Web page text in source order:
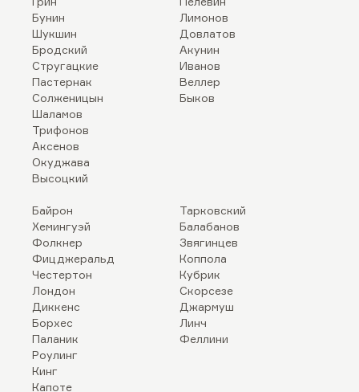
Бунин
Шукшин
Бродский
Стругацкие
Пастернак
Солженицын
Шаламов
Трифонов
Аксенов
Окуджава
Высоцкий
Лимонов
Довлатов
Акунин
Иванов
Веллер
Быков
Байрон
Хемингуэй
Фолкнер
Фицджеральд
Честертон
Лондон
Диккенс
Борхес
Паланик
Роулинг
Кинг
Капоте
Тарковский
Балабанов
Звягинцев
Коппола
Кубрик
Скорсезе
Джармуш
Линч
Феллини